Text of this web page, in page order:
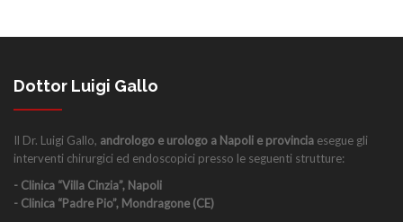
Dottor Luigi Gallo
Il Dr. Luigi Gallo, andrologo e urologo a Napoli e provincia esegue gli
interventi chirurgici ed endoscopici presso le seguenti strutture:
- Clinica “Villa Cinzia”, Napoli
- Clinica “Padre Pio”, Mondragone (CE)